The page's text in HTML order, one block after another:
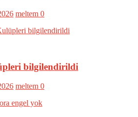
meltem 0
bilgilendirildi
meltem 0